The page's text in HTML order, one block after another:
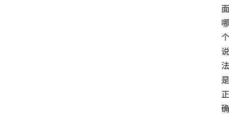
面
哪
个
说
法
是
正
确